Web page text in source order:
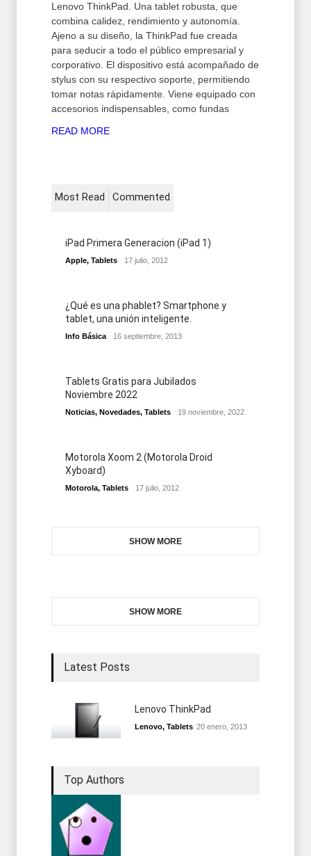
Lenovo ThinkPad. Una tablet robusta, que
combina calidez, rendimiento y autonomía.
Ajeno a su diseño, la ThinkPad fue creada
para seducir a todo el público empresarial y
corporativo. El dispositivo está acompañado de
stylus con su respectivo soporte, permitiendo
tomar notas rápidamente. Viene equipado con
accesorios indispensables, como fundas
READ MORE
Most Read Commented
iPad Primera Generacion (iPad 1)
Apple, Tablets 17 julio, 2012
¿Qué es una phablet? Smartphone y
tablet, una unión inteligente.
Info Básica 16 septiembre, 2013
Tablets Gratis para Jubilados
Noviembre 2022
Noticias, Novedades, Tablets 19 noviembre, 2022
Motorola Xoom 2 (Motorola Droid
Xyboard)
Motorola, Tablets 17 julio, 2012
SHOW MORE
SHOW MORE
Latest Posts
Lenovo ThinkPad
Lenovo, Tablets 20 enero, 2013
Top Authors